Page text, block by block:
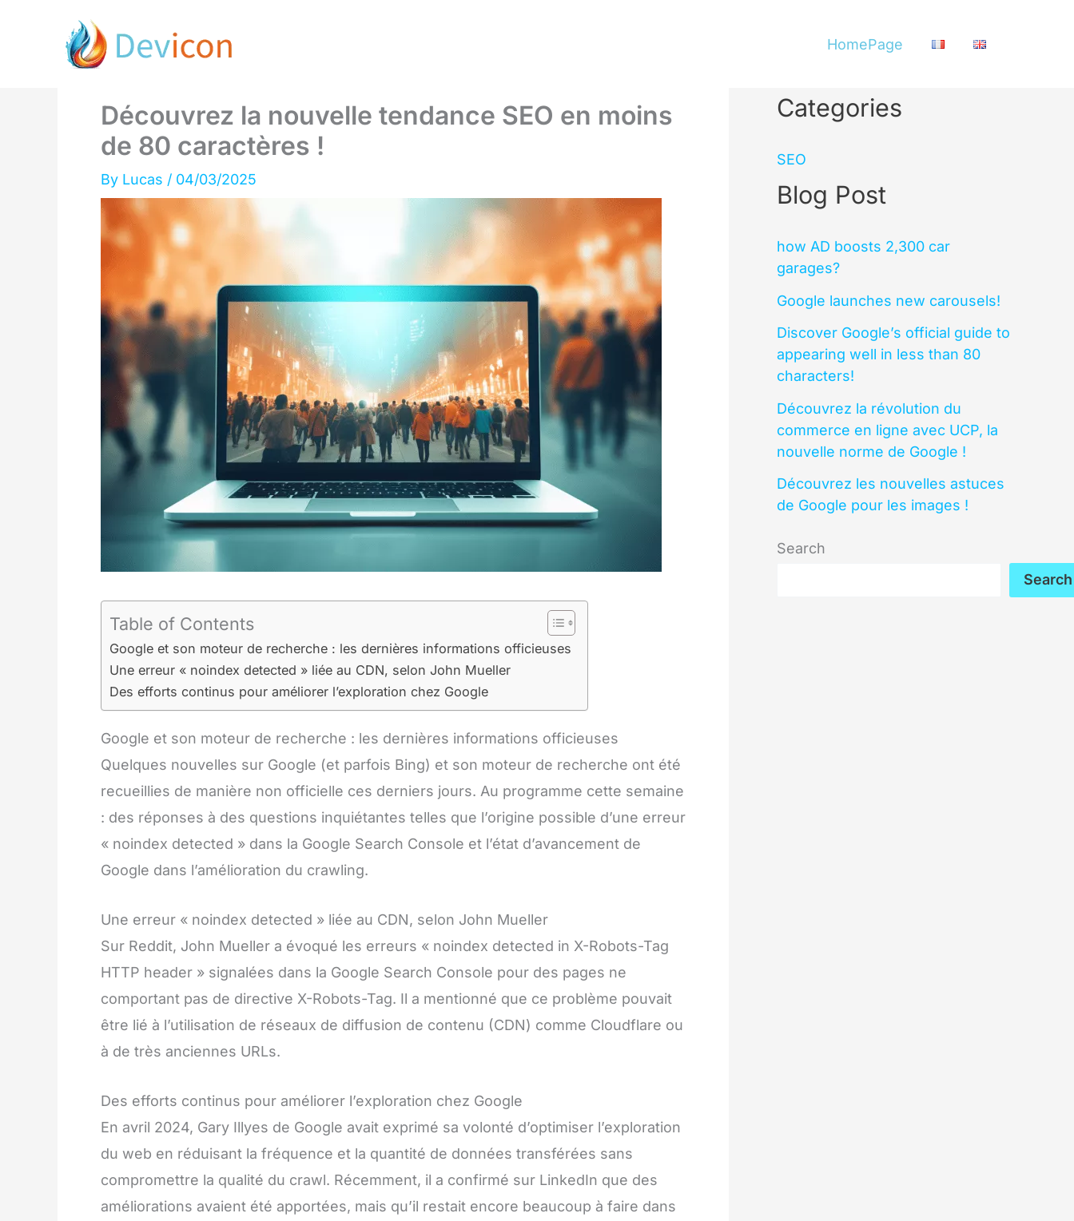
HomePage
Découvrez la nouvelle tendance SEO en moins
de 80 caractères !
By Lucas / 04/03/2025
Table of Contents
Google et son moteur de recherche : les dernières informations officieuses
Une erreur « noindex detected » liée au CDN, selon John Mueller
Des efforts continus pour améliorer l’exploration chez Google
Google et son moteur de recherche : les dernières informations officieuses
Quelques nouvelles sur Google (et parfois Bing) et son moteur de recherche ont été
recueillies de manière non officielle ces derniers jours. Au programme cette semaine
: des réponses à des questions inquiétantes telles que l’origine possible d’une erreur
« noindex detected » dans la Google Search Console et l’état d’avancement de
Google dans l’amélioration du crawling.
Une erreur « noindex detected » liée au CDN, selon John Mueller
Sur Reddit, John Mueller a évoqué les erreurs « noindex detected in X-Robots-Tag
HTTP header » signalées dans la Google Search Console pour des pages ne
comportant pas de directive X-Robots-Tag. Il a mentionné que ce problème pouvait
être lié à l’utilisation de réseaux de diffusion de contenu (CDN) comme Cloudflare ou
à de très anciennes URLs.
Des efforts continus pour améliorer l’exploration chez Google
En avril 2024, Gary Illyes de Google avait exprimé sa volonté d’optimiser l’exploration
du web en réduisant la fréquence et la quantité de données transférées sans
compromettre la qualité du crawl. Récemment, il a confirmé sur LinkedIn que des
améliorations avaient été apportées, mais qu’il restait encore beaucoup à faire dans
Categories
SEO
Blog Post
how AD boosts 2,300 car
garages?
Google launches new carousels!
Discover Google’s official guide to
appearing well in less than 80
characters!
Découvrez la révolution du
commerce en ligne avec UCP, la
nouvelle norme de Google !
Découvrez les nouvelles astuces
de Google pour les images !
Search
Search